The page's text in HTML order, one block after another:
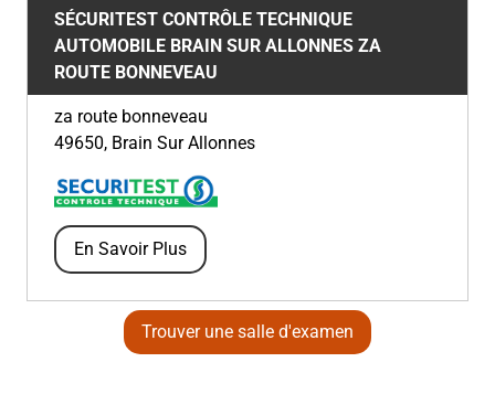
SÉCURITEST CONTRÔLE TECHNIQUE
AUTOMOBILE BRAIN SUR ALLONNES ZA
ROUTE BONNEVEAU
za route bonneveau
49650, Brain Sur Allonnes
En Savoir Plus
Trouver une salle d'examen